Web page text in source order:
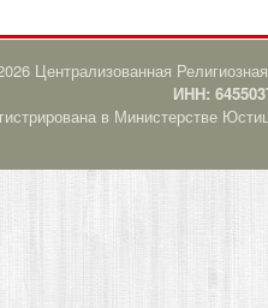
Централизованная
ИНН:
в Министерстве